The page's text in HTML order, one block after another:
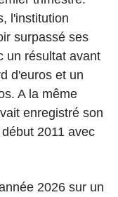
l'institution
surpassé ses
un résultat avant
d'euros et un
A la même
enregistré son
2011 avec
2026 sur un